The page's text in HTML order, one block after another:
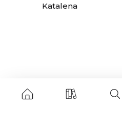
Katalena